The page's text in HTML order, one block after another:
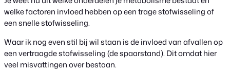
welke factoren invloed hebben op een trage stofwisseling of
een snelle stofwisseling.
Waar ik nog even stil bij wil staan is de invloed van afvallen op
een vertraagde stofwisseling (de spaarstand). Dit omdat hier
veel misvattingen over bestaan.